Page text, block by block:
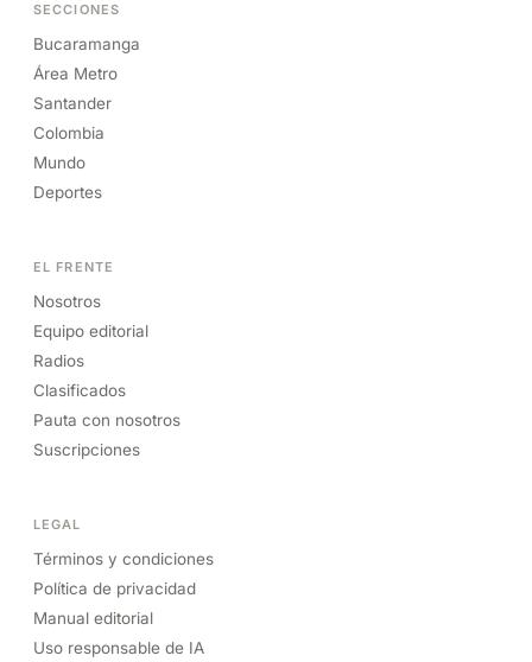
SECCIONES
Bucaramanga
Área Metro
Santander
Colombia
Mundo
Deportes
EL FRENTE
Nosotros
Equipo editorial
Radios
Clasificados
Pauta con nosotros
Suscripciones
LEGAL
Términos y condiciones
Política de privacidad
Manual editorial
Uso responsable de IA